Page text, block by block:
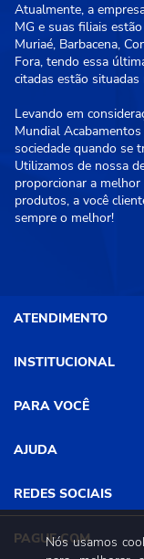
Atualmente, a
MG e suas filiais
Muriaé, Barbacena,
Fora, tendo essa
citadas estão
Levando em
Mundial
sociedade quando se
Utilizamos de nossa
proporcionar a
produtos, a você
sempre o melhor!
ATENDIMENTO
Segunda a Sexta das 8h
Sábado das 8h às 12h
(31) 3611-
INSTITUCIONAL
Nossas Lojas
Programa de
Relacionamento
Trabalhe Conosco
PARA VOCÊ
Minha conta
Revistas
AJUDA
Dúvidas
Frete e Entrega
REDES SOCIAIS
PAGUE COM
Nós usamos